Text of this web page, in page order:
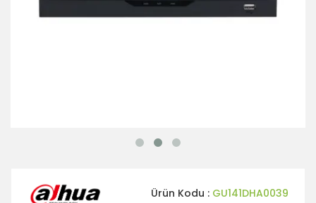
Ürün Kodu : GU141DHA0039